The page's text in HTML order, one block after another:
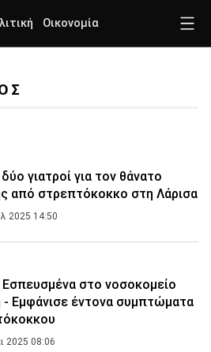
Οικονομία
γιατροί για τον θάνατο
από στρεπτόκοκκο στη Λάρισα
2025 14:50
στο νοσοκομείο
- Εμφάνισε έντονα συμπτώματα
2025 08:06